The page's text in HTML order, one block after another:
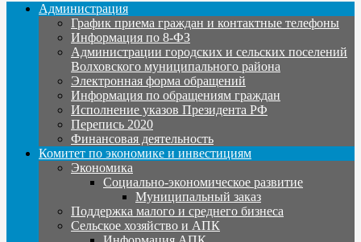
Администрация
График приема граждан и контактные телефоны
Информация по 8-ФЗ
Администрации городских и сельских поселений
Волховского муниципального района
Электронная форма обращений
Информация по обращениям граждан
Исполнение указов Президента РФ
Перепись 2020
Финансовая деятельность
Комитет по экономике и инвестициям
Экономика
Социально-экономическое развитие
Муниципальный заказ
Поддержка малого и среднего бизнеса
Сельское хозяйство и АПК